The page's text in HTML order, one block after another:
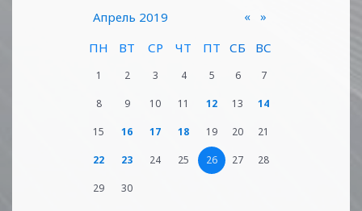
«
Апрель 2019
»
ПН
ВТ СР ЧТ ПТ СБ ВС
1 2 3 4 5 6 7
8 9 10 11 12 13 14
15 16 17 18 19 20 21
22 23 24 25 26 27 28
29 30